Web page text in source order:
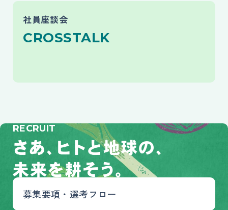
社員座談会
CROSSTALK
社員座談会へページ遷移します。
RECRUIT
さあ、ヒトと地球の、未来を耕そう。
募集要項・選考フロー